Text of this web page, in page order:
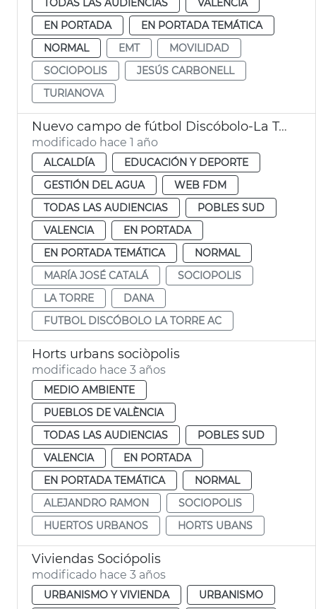
EN PORTADA
EN PORTADA TEMÁTICA
NORMAL
EMT
MOVILIDAD
SOCIOPOLIS
JESÚS CARBONELL
TURIANOVA
Nuevo campo de fútbol Discóbolo-La Torre AC
modificado hace 1 año
ALCALDÍA
EDUCACIÓN Y DEPORTE
GESTIÓN DEL AGUA
WEB FDM
TODAS LAS AUDIENCIAS
POBLES SUD
VALENCIA
EN PORTADA
EN PORTADA TEMÁTICA
NORMAL
MARÍA JOSÉ CATALÁ
SOCIOPOLIS
LA TORRE
DANA
FUTBOL DISCÓBOLO LA TORRE AC
Horts urbans sociòpolis
modificado hace 3 años
MEDIO AMBIENTE
PUEBLOS DE VALÈNCIA
TODAS LAS AUDIENCIAS
POBLES SUD
VALENCIA
EN PORTADA
EN PORTADA TEMÁTICA
NORMAL
ALEJANDRO RAMON
SOCIOPOLIS
HUERTOS URBANOS
HORTS UBANS
Viviendas Sociópolis
modificado hace 3 años
URBANISMO Y VIVIENDA
URBANISMO